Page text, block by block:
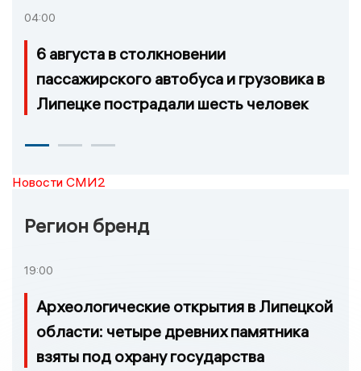
04:00
6 августа в столкновении
пассажирского автобуса и грузовика в
Липецке пострадали шесть человек
Новости СМИ2
Регион бренд
19:00
Археологические открытия в Липецкой
области: четыре древних памятника
взяты под охрану государства